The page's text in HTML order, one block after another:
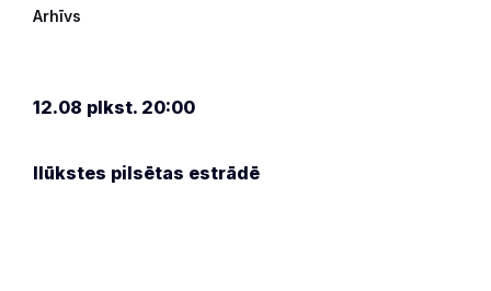
Arhīvs
12.08 plkst. 20:00
Ilūkstes pilsētas estrādē